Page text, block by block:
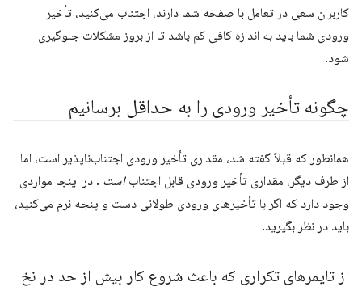
کاربران سعی در تعامل با صفحه شما دارند، اجتناب می‌کنید، تأخیر
ورودی شما باید به اندازه کافی کم باشد تا از بروز مشکلات جلوگیری
شود.
چگونه تأخیر ورودی را به حداقل برسانیم
همانطور که قبلاً گفته شد، مقداری تأخیر ورودی اجتناب‌ناپذیر است، اما
از طرف دیگر، مقداری تأخیر ورودی قابل اجتناباست . در اینجا مواردی
وجود دارد که اگر با تأخیرهای ورودی طولانی دست و پنجه نرم می‌کنید،
باید در نظر بگیرید.
از تایمرهای تکراری که باعث شروع کار بیش از حد در نخ